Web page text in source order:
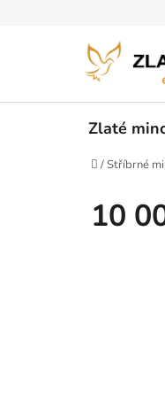
Zlaté
Domů
/Stříbrné
10